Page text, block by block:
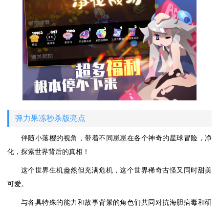
弹力果冻秒杀版亮点
伴随小落樱的视角，带着不同崽崽在各个神奇的星球冒险，净
化，探索世界背后的真相！
这个世界生机盎然但充满危机，这个世界稀奇古怪又同时甜美
可爱。
与各具特殊的能力和故事背景的角色们共同对抗海胆病毒和研